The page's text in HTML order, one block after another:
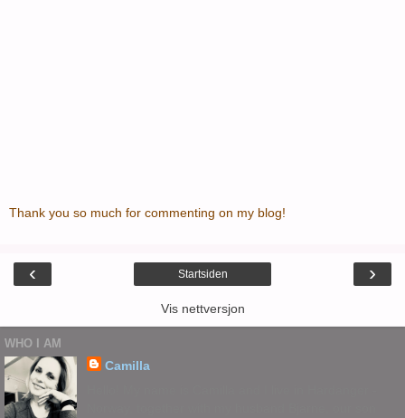
Thank you so much for commenting on my blog!
‹ ›
Startsiden
Vis nettversjon
WHO I AM
Camilla